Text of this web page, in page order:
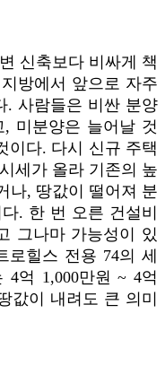
신축보다 비싸게 책
방에서 앞으로 자주
. 사람들은 비싼 분양
미분양은 늘어날 것
이다. 다시 신규 주택
세가 올라 기존의 높
나, 땅값이 떨어져 분
. 한 번 오른 건설비
그나마 가능성이 있
힐스 전용 74의 세
4억 1,000만원 ~ 4억
값이 내려도 큰 의미